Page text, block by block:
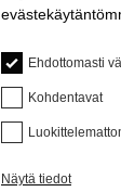
Ehdottomasti
Kohdentavat
Näytä tiedot